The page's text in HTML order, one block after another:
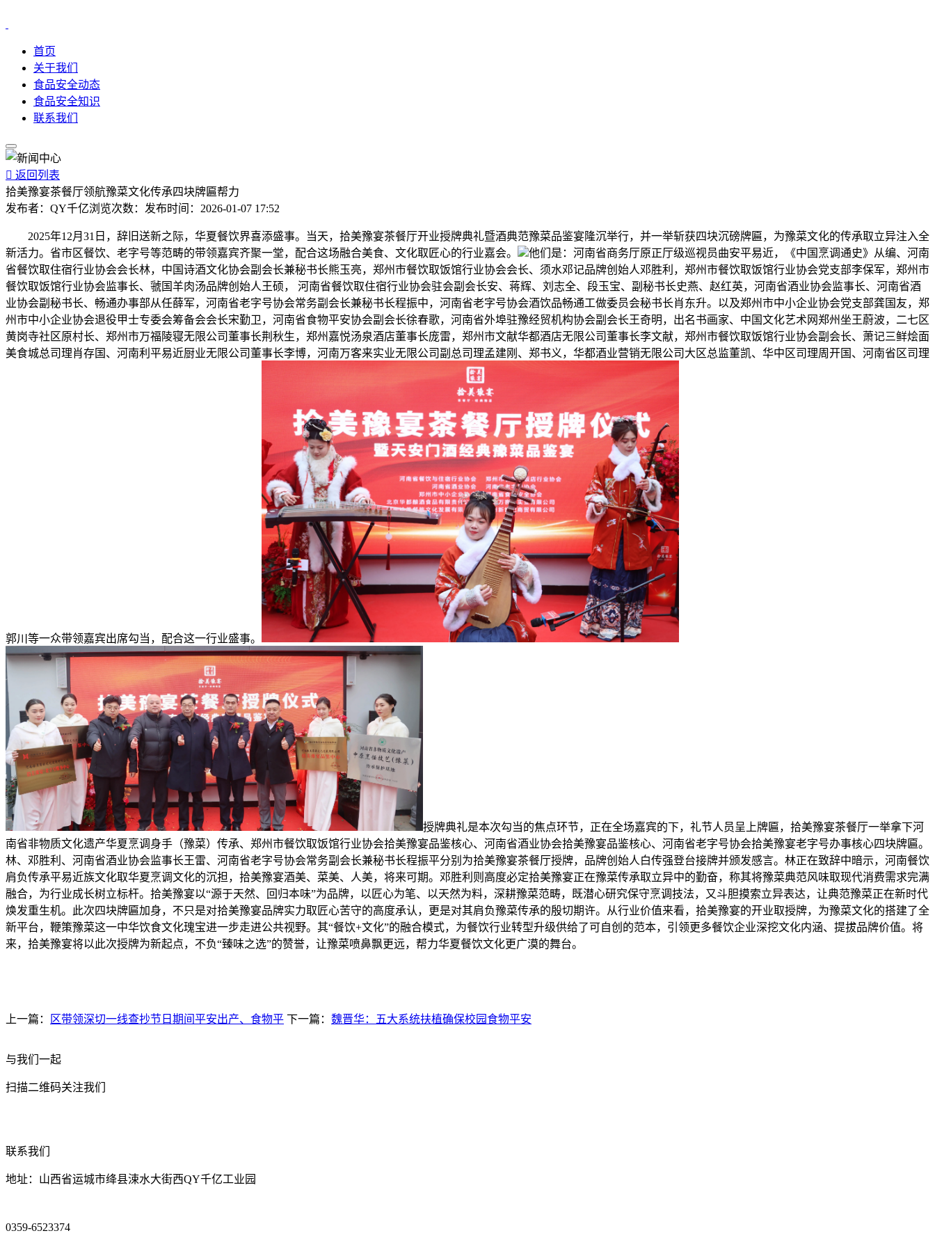
首页
关于我们
食品安全动态
食品安全知识
联系我们
 返回列表
拾美豫宴茶餐厅领航豫菜文化传承四块牌匾帮力
发布者： QY千亿浏览次数： 发布时间： 2026-01-07 17:52
2025年12月31日，辞旧送新之际，华夏餐饮界喜添盛事。当天，拾美豫宴茶餐厅开业授牌典礼暨酒典范豫菜品鉴宴隆沉举行，并一举斩获四块沉磅牌匾，为豫菜文化的传承取立异注入全
新活力。省市区餐饮、老字号等范畴的带领嘉宾齐聚一堂，配合这场融合美食、文化取匠心的行业嘉会。
他们是：河南省商务厅原正厅级巡视员曲安平易近，《中国烹调通史》从编、河南
省餐饮取住宿行业协会会长林，中国诗酒文化协会副会长兼秘书长熊玉亮，郑州市餐饮取饭馆行业协会会长、须水邓记品牌创始人邓胜利，郑州市餐饮取饭馆行业协会党支部李保军，郑州市
餐饮取饭馆行业协会监事长、虢国羊肉汤品牌创始人王硕， 河南省餐饮取住宿行业协会驻会副会长安、蒋辉、刘志全、段玉宝、副秘书长史燕、赵红英，河南省酒业协会监事长、河南省酒
业协会副秘书长、畅通办事部从任薛军，河南省老字号协会常务副会长兼秘书长程振中，河南省老字号协会酒饮品畅通工做委员会秘书长肖东升。以及郑州市中小企业协会党支部龚国友，郑
州市中小企业协会退役甲士专委会筹备会会长宋勤卫，河南省食物平安协会副会长徐春歌，河南省外埠驻豫经贸机构协会副会长王奇明，出名书画家、中国文化艺术网郑州坐王蔚波，二七区
黄岗寺社区原村长、郑州市万福陵寝无限公司董事长荆秋生，郑州嘉悦汤泉酒店董事长庞雷，郑州市文献华都酒店无限公司董事长李文献，郑州市餐饮取饭馆行业协会副会长、萧记三鲜烩面
美食城总司理肖存国、河南利平易近厨业无限公司董事长李博，河南万客来实业无限公司副总司理孟建刚、郑书义，华都酒业营销无限公司大区总监董凯、华中区司理周开国、河南省区司理
郭川等一众带领嘉宾出席勾当，配合这一行业盛事。
授牌典礼是本次勾当的焦点环节，正在全场嘉宾的下，礼节人员呈上牌匾，拾美豫宴茶餐厅一举拿下河
南省非物质文化遗产华夏烹调身手（豫菜）传承、郑州市餐饮取饭馆行业协会拾美豫宴品鉴核心、河南省酒业协会拾美豫宴品鉴核心、河南省老字号协会拾美豫宴老字号办事核心四块牌匾。
林、邓胜利、河南省酒业协会监事长王雷、河南省老字号协会常务副会长兼秘书长程振平分别为拾美豫宴茶餐厅授牌，品牌创始人白传强登台接牌并颁发感言。林正在致辞中暗示，河南餐饮
肩负传承平易近族文化取华夏烹调文化的沉担，拾美豫宴酒美、菜美、人美，将来可期。邓胜利则高度必定拾美豫宴正在豫菜传承取立异中的勤奋，称其将豫菜典范风味取现代消费需求完满
融合，为行业成长树立标杆。拾美豫宴以“源于天然、回归本味”为品牌，以匠心为笔、以天然为料，深耕豫菜范畴，既潜心研究保守烹调技法，又斗胆摸索立异表达，让典范豫菜正在新时代
焕发重生机。此次四块牌匾加身，不只是对拾美豫宴品牌实力取匠心苦守的高度承认，更是对其肩负豫菜传承的殷切期许。从行业价值来看，拾美豫宴的开业取授牌，为豫菜文化的搭建了全
新平台，鞭策豫菜这一中华饮食文化瑰宝进一步走进公共视野。其“餐饮+文化”的融合模式，为餐饮行业转型升级供给了可自创的范本，引领更多餐饮企业深挖文化内涵、提拔品牌价值。将
来，拾美豫宴将以此次授牌为新起点，不负“臻味之选”的赞誉，让豫菜喷鼻飘更远，帮力华夏餐饮文化更广漠的舞台。
上一篇： 区带领深切一线查抄节日期间平安出产、食物平 下一篇： 魏晋华：五大系统扶植确保校园食物平安
与我们一起
扫描二维码关注我们
联系我们
地址：山西省运城市绛县涑水大街西QY千亿工业园
0359-6523374